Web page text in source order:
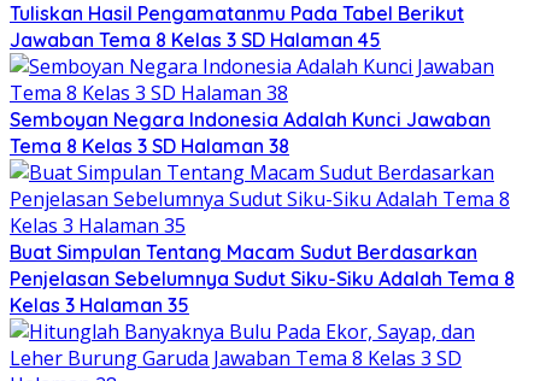
Tuliskan Hasil Pengamatanmu Pada Tabel Berikut
Jawaban Tema 8 Kelas 3 SD Halaman 45
Semboyan Negara Indonesia Adalah Kunci Jawaban
Tema 8 Kelas 3 SD Halaman 38
Buat Simpulan Tentang Macam Sudut Berdasarkan
Penjelasan Sebelumnya Sudut Siku-Siku Adalah Tema 8
Kelas 3 Halaman 35